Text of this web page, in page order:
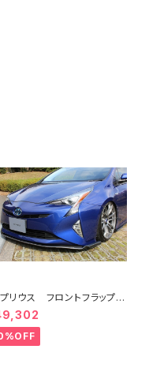
リウス フロントフラップス
ラー FRP ミネルバVer.